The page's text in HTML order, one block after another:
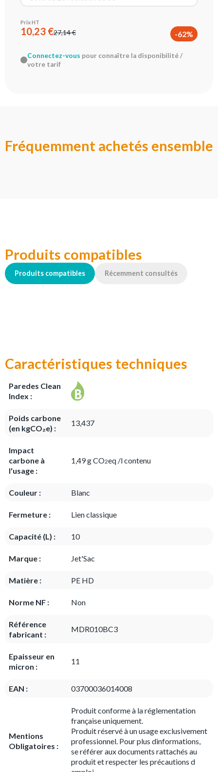
Prix HT
10,23 €27,14 € -62%
Connectez-vous pour connaître la disponibilité /
votre tarif
Fréquemment achetés ensemble
Produits compatibles
Produits compatibles Récemment consultés
Caractéristiques techniques
Paredes Clean
Index :
Poids carbone
(en kgCO₂e) :
13,437
Impact
carbone à
l'usage :
1,49 g CO2eq /l contenu
Couleur : Blanc
Fermeture : Lien classique
Capacité (L) : 10
Marque : Jet'Sac
Matière : PE HD
Norme NF : Non
Référence
fabricant :
MDR010BC3
Epaisseur en
micron :
11
EAN : 03700036014008
Mentions
Obligatoires :
Produit conforme à la réglementation
française uniquement.
Produit réservé à un usage exclusivement
professionnel. Pour plus dinformations,
se référer aux documents rattachés au
produit et respecter les précautions d